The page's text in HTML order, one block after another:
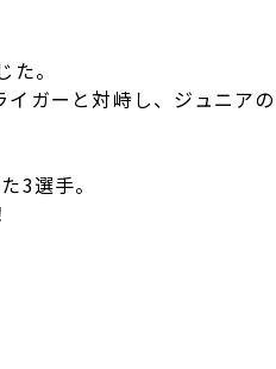
。
ガーと対峙し、ジュニアの
3選手。